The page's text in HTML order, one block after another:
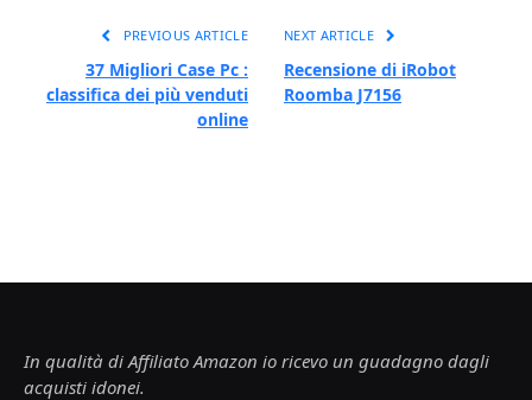
PREVIOUS ARTICLE
37 Migliori Case Pc :
classifica dei più venduti
online
NEXT ARTICLE
Recensione di iRobot
Roomba J7156
In qualità di Affiliato Amazon io ricevo un guadagno dagli
acquisti idonei.